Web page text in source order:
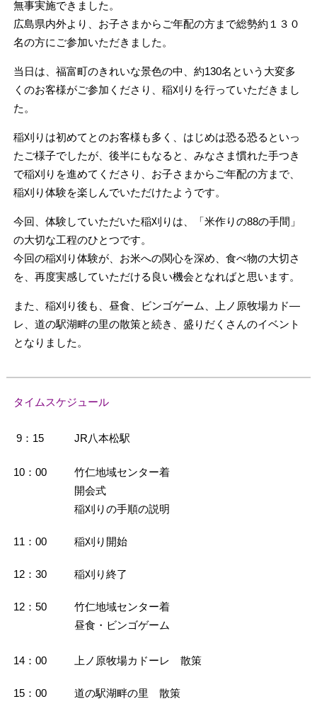
無事実施できました。
広島県内外より、お子さまからご年配の方まで総勢約１３０
名の方にご参加いただきました。
当日は、福富町のきれいな景色の中、約130名という大変多
くのお客様がご参加くださり、稲刈りを行っていただきまし
た。
稲刈りは初めてとのお客様も多く、はじめは恐る恐るといっ
たご様子でしたが、後半にもなると、みなさま慣れた手つき
で稲刈りを進めてくださり、お子さまからご年配の方まで、
稲刈り体験を楽しんでいただけたようです。
今回、体験していただいた稲刈りは、「米作りの88の手間」
の大切な工程のひとつです。
今回の稲刈り体験が、お米への関心を深め、食べ物の大切さ
を、再度実感していただける良い機会となればと思います。
また、稲刈り後も、昼食、ビンゴゲーム、上ノ原牧場カド―
レ、道の駅湖畔の里の散策と続き、盛りだくさんのイベント
となりました。
タイムスケジュール
9：15 JR八本松駅
10：00
竹仁地域センター着
開会式
稲刈りの手順の説明
11：00 稲刈り開始
12：30 稲刈り終了
12：50
竹仁地域センター着
昼食・ビンゴゲーム
14：00 上ノ原牧場カドーレ 散策
15：00 道の駅湖畔の里 散策